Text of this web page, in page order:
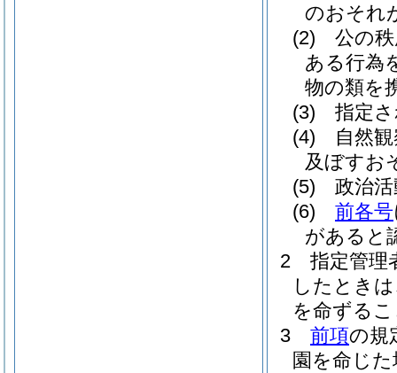
のおそれ
(2)
公の
ある行為
物の類を
(3)
指定
(4)
自然
及ぼすお
(5)
政治
(6)
前各号
があると
2
指定管理
したとき
を命ずる
3
前項の規
園を命じ